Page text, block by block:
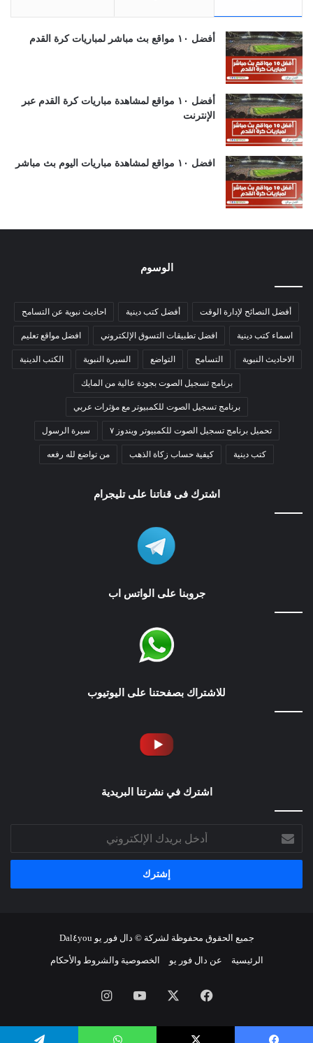
أفضل ١٠ مواقع بث مباشر لمباريات كرة القدم
أفضل ١٠ مواقع لمشاهدة مباريات كرة القدم عبر
الإنترنت
افضل ١٠ مواقع لمشاهدة مباريات اليوم بث مباشر
الوسوم
أفضل النصائح لإدارة الوقت أفضل كتب دينية احاديث نبوية عن التسامح
اسماء كتب دينية افضل تطبيقات التسوق الإلكتروني افضل مواقع تعليم
الاحاديث النبوية التسامح التواضع السيرة النبوية الكتب الدينية
برنامج تسجيل الصوت بجودة عالية من المايك
برنامج تسجيل الصوت للكمبيوتر مع مؤثرات عربي
تحميل برنامج تسجيل الصوت للكمبيوتر ويندوز ٧ سيرة الرسول
كتب دينية كيفية حساب زكاة الذهب من تواضع لله رفعه
اشترك فى قناتنا على تليجرام
جروبنا على الواتس اب
للاشتراك بصفحتنا على اليوتيوب
اشترك في نشرتنا البريدية
أدخل
بريدك
الإلكتروني
جميع الحقوق محفوظة لشركة © دال فور يو Dal٤you
الرئيسية عن دال فور يو الخصوصية والشروط والأحكام
فيسبوك ‫YouTube